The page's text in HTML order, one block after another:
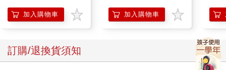
加入購物車
221053加入購物車
訂購/退換貨須知